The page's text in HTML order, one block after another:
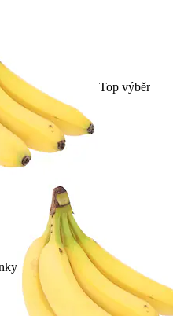
Top výběr